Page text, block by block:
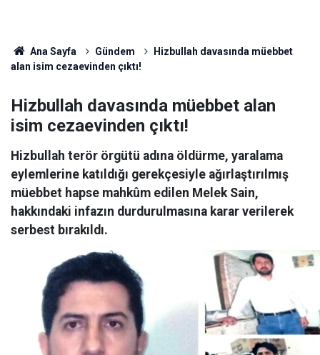
Ana Sayfa Gündem
Hizbullah davasında müebbet
alan isim cezaevinden çıktı!
Hizbullah davasında müebbet alan
isim cezaevinden çıktı!
Hizbullah terör örgütü adına öldürme, yaralama
eylemlerine katıldığı gerekçesiyle ağırlaştırılmış
müebbet hapse mahkûm edilen Melek Sain,
hakkındaki infazın durdurulmasına karar verilerek
serbest bırakıldı.